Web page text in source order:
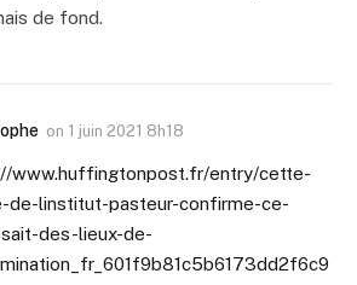
de fond.
on 1 juin 2021 8h18
www.huffingtonpost.fr/entry/cette-
de-linstitut-pasteur-confirme-ce-
des-lieux-de-